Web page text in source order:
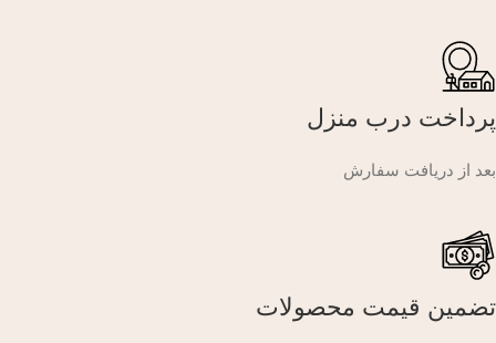
پرداخت درب منزل
بعد از دریافت سفارش
تضمین قیمت محصولات